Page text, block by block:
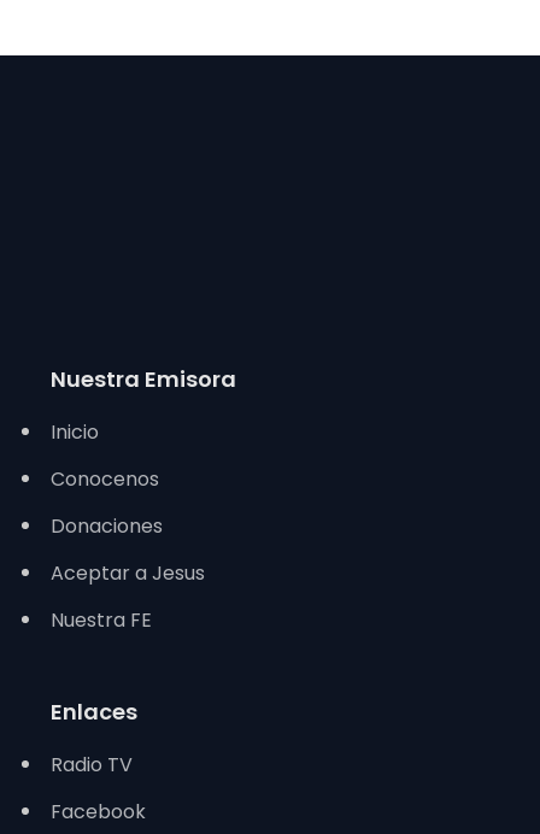
Nuestra Emisora
Inicio
Conocenos
Donaciones
Aceptar a Jesus
Nuestra FE
Enlaces
Radio TV
Facebook